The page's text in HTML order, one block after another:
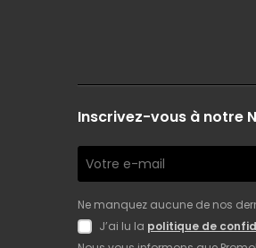
Inscrivez-vous à notre
Ne manquez aucune de nos
J’ai lu la politique de